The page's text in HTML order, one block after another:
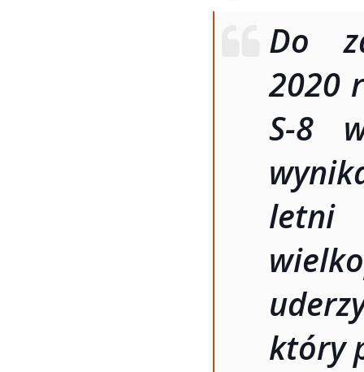
Do
2020
S-8
letni
który